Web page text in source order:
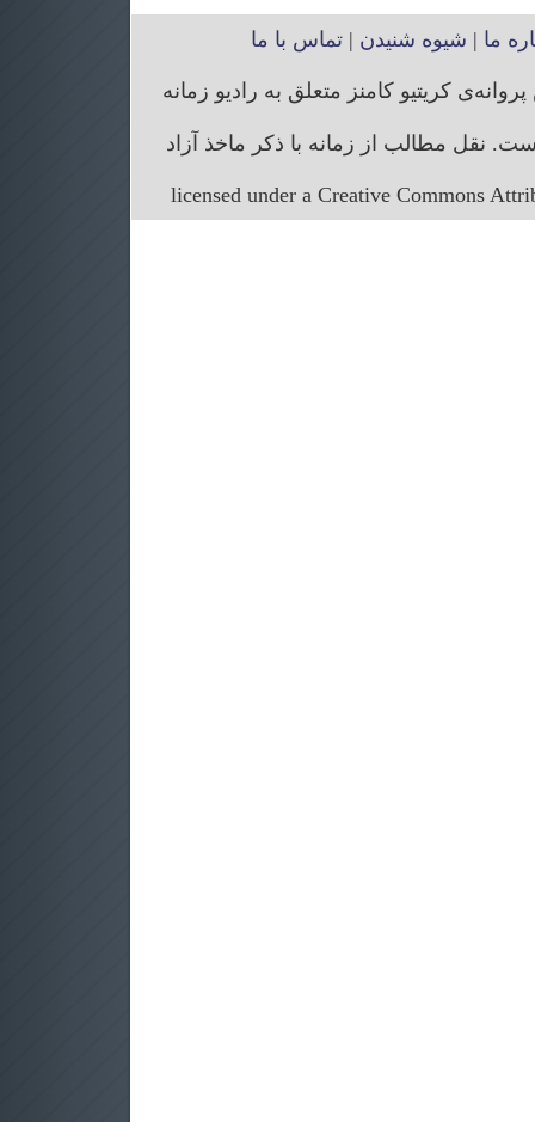
ما | شیوه شنیدن |تماس با ما
کریتیو کامنز متعلق به رادیو زمانه
نقل مطالب از زمانه با ذکر ماخذ آزاد
licensed under a Creative Commons